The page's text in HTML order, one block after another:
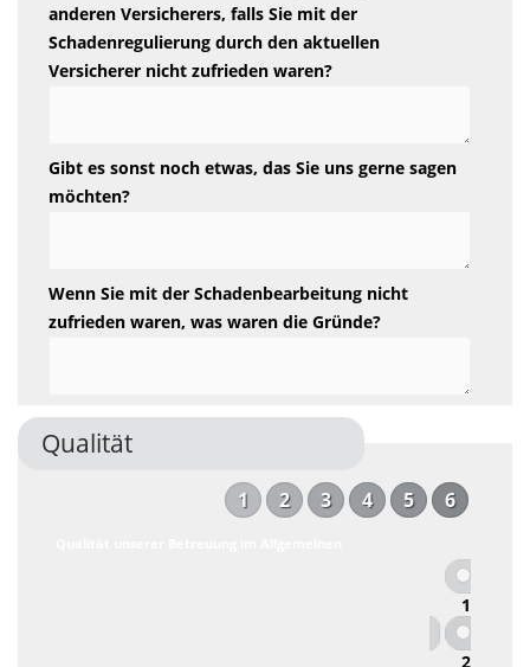
anderen Versicherers, falls Sie mit der
Schadenregulierung durch den aktuellen
Versicherer nicht zufrieden waren?
Gibt es sonst noch etwas, das Sie uns gerne sagen
möchten?
Wenn Sie mit der Schadenbearbeitung nicht
zufrieden waren, was waren die Gründe?
Qualität
1 2 3 4 5 6
1
2